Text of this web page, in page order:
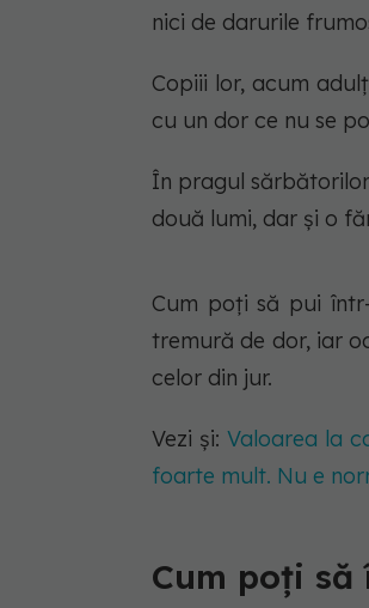
nici de darurile
Copiii lor, acum
cu un dor ce nu se
În pragul
două lumi, dar și o
Cum poți să pui
tremură de dor, iar
celor din jur.
Vezi și: Valoarea la
foarte mult. Nu e
Cum poți să